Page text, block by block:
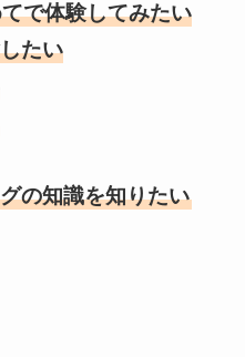
で体験してみたい
たい
の知識を知りたい